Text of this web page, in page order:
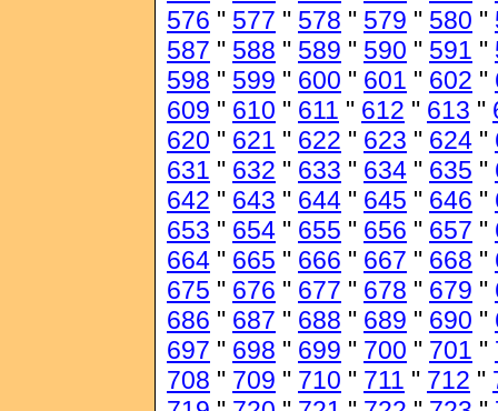
576 " 577 " 578 " 579 " 580 "
587 " 588 " 589 " 590 " 591 "
598 " 599 " 600 " 601 " 602 "
609 " 610 " 611 " 612 " 613 "
620 " 621 " 622 " 623 " 624 "
631 " 632 " 633 " 634 " 635 "
642 " 643 " 644 " 645 " 646 "
653 " 654 " 655 " 656 " 657 "
664 " 665 " 666 " 667 " 668 "
675 " 676 " 677 " 678 " 679 "
686 " 687 " 688 " 689 " 690 "
697 " 698 " 699 " 700 " 701 "
708 " 709 " 710 " 711 " 712 "